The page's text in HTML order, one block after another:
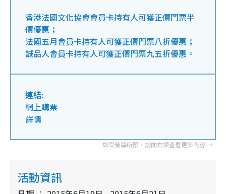
香港法國文化協會會員卡持有人可獲正價門票半
價優惠；
法國五月會員卡持有人可獲正價門票八折優惠；
誠品人會員卡持有人可獲正價門票九五折優惠。
連結:
網上購票
詳情
活動資訊